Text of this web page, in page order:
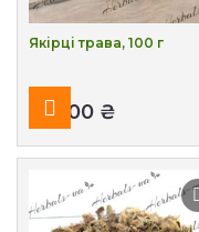
Якірці трава, 100 г
₴